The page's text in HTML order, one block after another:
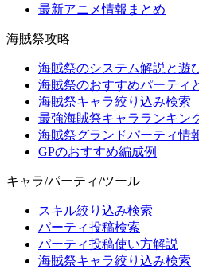
最新アニメ情報まとめ
海賊祭攻略
海賊祭のシステム解説と遊
海賊祭のおすすめパーティ
海賊祭キャラ絞り込み検索
最強海賊祭キャラランキン
海賊祭グランドパーティ情
GPのおすすめ編成例
キャラ/パーティ/ツール
スキル絞り込み検索
パーティ投稿検索
パーティ投稿使い方解説
海賊祭キャラ絞り込み検索